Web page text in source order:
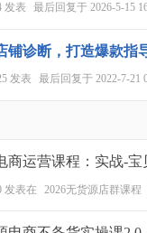
发表 最后回复于 2026-5-15
铺诊断，打造爆款指
发表 最后回复于 2022-7-21
商运营课程：实战-宝
发表在 2026无货源店群课程